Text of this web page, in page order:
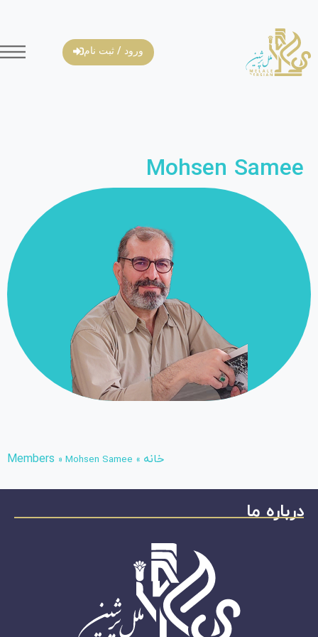
ورود / ثبت نام
Mohsen Samee
خانه »
Members » Mohsen Samee
درباره ما